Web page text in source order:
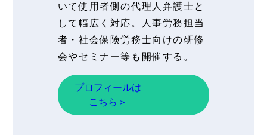
いて使用者側の代理人弁護士と
して幅広く対応。人事労務担当
者・社会保険労務士向けの研修
会やセミナー等も開催する。
プロフィールは
こちら＞